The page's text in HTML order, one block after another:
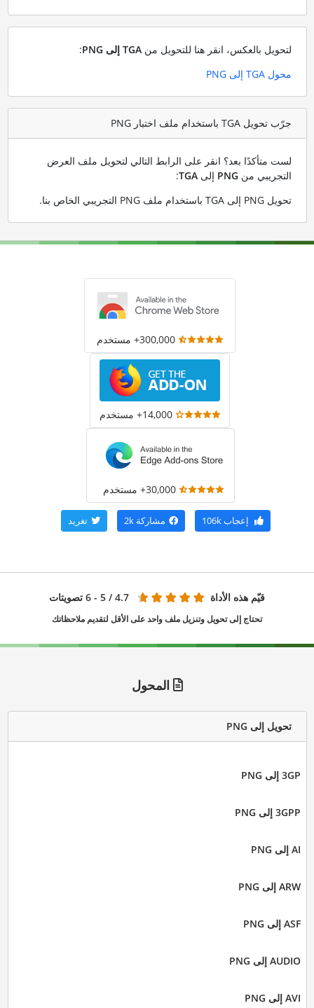
لتحويل بالعكس، انقر هنا للتحويل من TGA إلى PNG
:
محول TGA إلى PNG
جرّب تحويل TGA باستخدام ملف اختبار PNG
لست متأكدًا بعد؟ انقر على الرابط التالي لتحويل ملف العرض
التجريبي من PNGإلى TGA
:
تحويل PNG إلى TGA باستخدام ملف PNG التجريبي الخاص بنا
.
300,000+ مستخدم
14,000+ مستخدم
30,000+ مستخدم
إعجاب106k مشاركة 2k تغريد
قيّم هذه الأداة 4.7 / 5 - 6 تصويتات
تحتاج إلى تحويل وتنزيل ملف واحد على الأقل لتقديم ملاحظاتك
المحول
تحويل إلى PNG
3GP إلى PNG
3GPP إلى PNG
AI إلى PNG
ARW إلى PNG
ASF إلى PNG
AUDIO إلى PNG
AVI إلى PNG